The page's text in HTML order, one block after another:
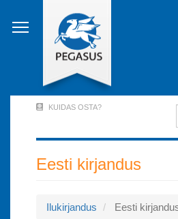
edasi
põhisisu
Account
Menu
out)
KUIDAS OSTA?
Eesti kirjandus
Ilukirjandus Eesti